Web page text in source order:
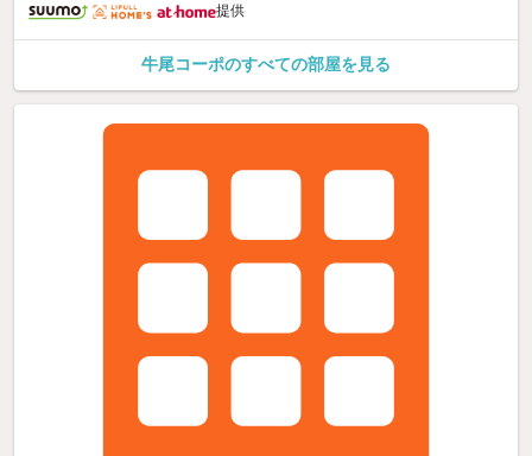
提供
牛尾コーポのすべての部屋を見る